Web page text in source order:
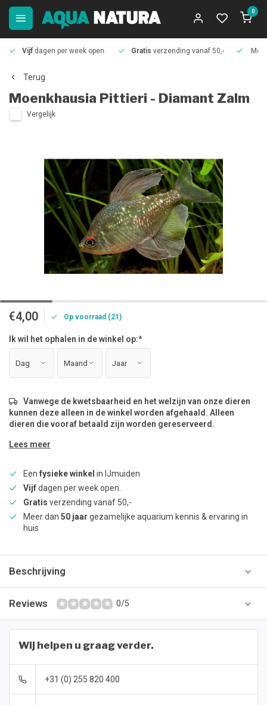
0
Vijf dagen per week open. Gratis verzending vanaf 50,-
Terug
Moenkhausia Pittieri - Diamant Zalm
Vergelijk
€4,00 Op voorraad (21)
Ik wil het ophalen in de winkel op:*
Vanwege de kwetsbaarheid en het welzijn van onze dieren
kunnen deze alleen in de winkel worden afgehaald. Alleen
dieren die vooraf betaald zijn worden gereserveerd.
Lees meer
Een fysieke winkel in IJmuiden
Vijfdagen per week open.
Gratis verzending vanaf 50,-
Meer dan 50 jaar gezamelijke aquarium kennis & ervaring in
huis
Beschrijving
Reviews 0/5
Wij helpen u graag verder.
+31 (0) 255 820 400